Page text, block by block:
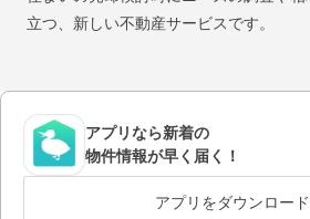
立つ、新しい不動産サービスです。
アプリなら新着の
物件情報が早く届く！
アプリをダウンロー